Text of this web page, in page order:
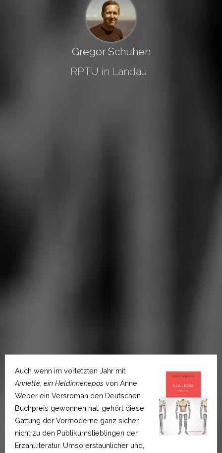
Gregor Schuhen
RPTU in Landau
Auch wenn im vorletzten Jahr mit
Annette, ein Heldinnenepos von Anne
Weber ein Versroman den Deutschen
Buchpreis gewonnen hat, gehört diese
Gattung der Vormoderne ganz sicher
nicht zu den Publikumslieblingen der
Erzählliteratur. Umso erstaunlicher und,